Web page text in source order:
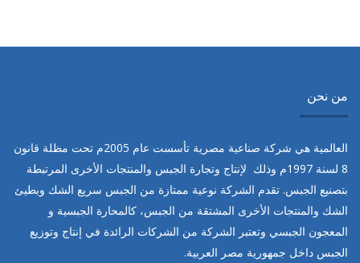
من نحن
العالمية هي شركة صناعية مصرية تأسست عام 2005م تحت مظلة قانون
8 لسنة 1997م وذلك لإنتاج وتجارة الجبس والمنتجات الأخرى المرتبطة
بتصنيع الجبس. تقدم الشركة نوعية ممتازة من الجبس سريع الشك وبطيئ
الشك والمنتجات الأخرى المشتقة من الجبس، كالمحارة الجبسية و
المعجون الجبسي وتعتبر الشركة من الشركات الرائدة في إنتاج وتوزيع
الجبس داخل جمهورية مصر العربية.